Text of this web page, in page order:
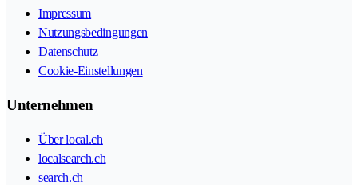
Impressum
Nutzungsbedingungen
Datenschutz
Cookie-Einstellungen
Unternehmen
Über local.ch
localsearch.ch
search.ch